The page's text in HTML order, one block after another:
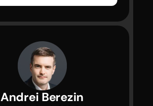
Andrei Berezin